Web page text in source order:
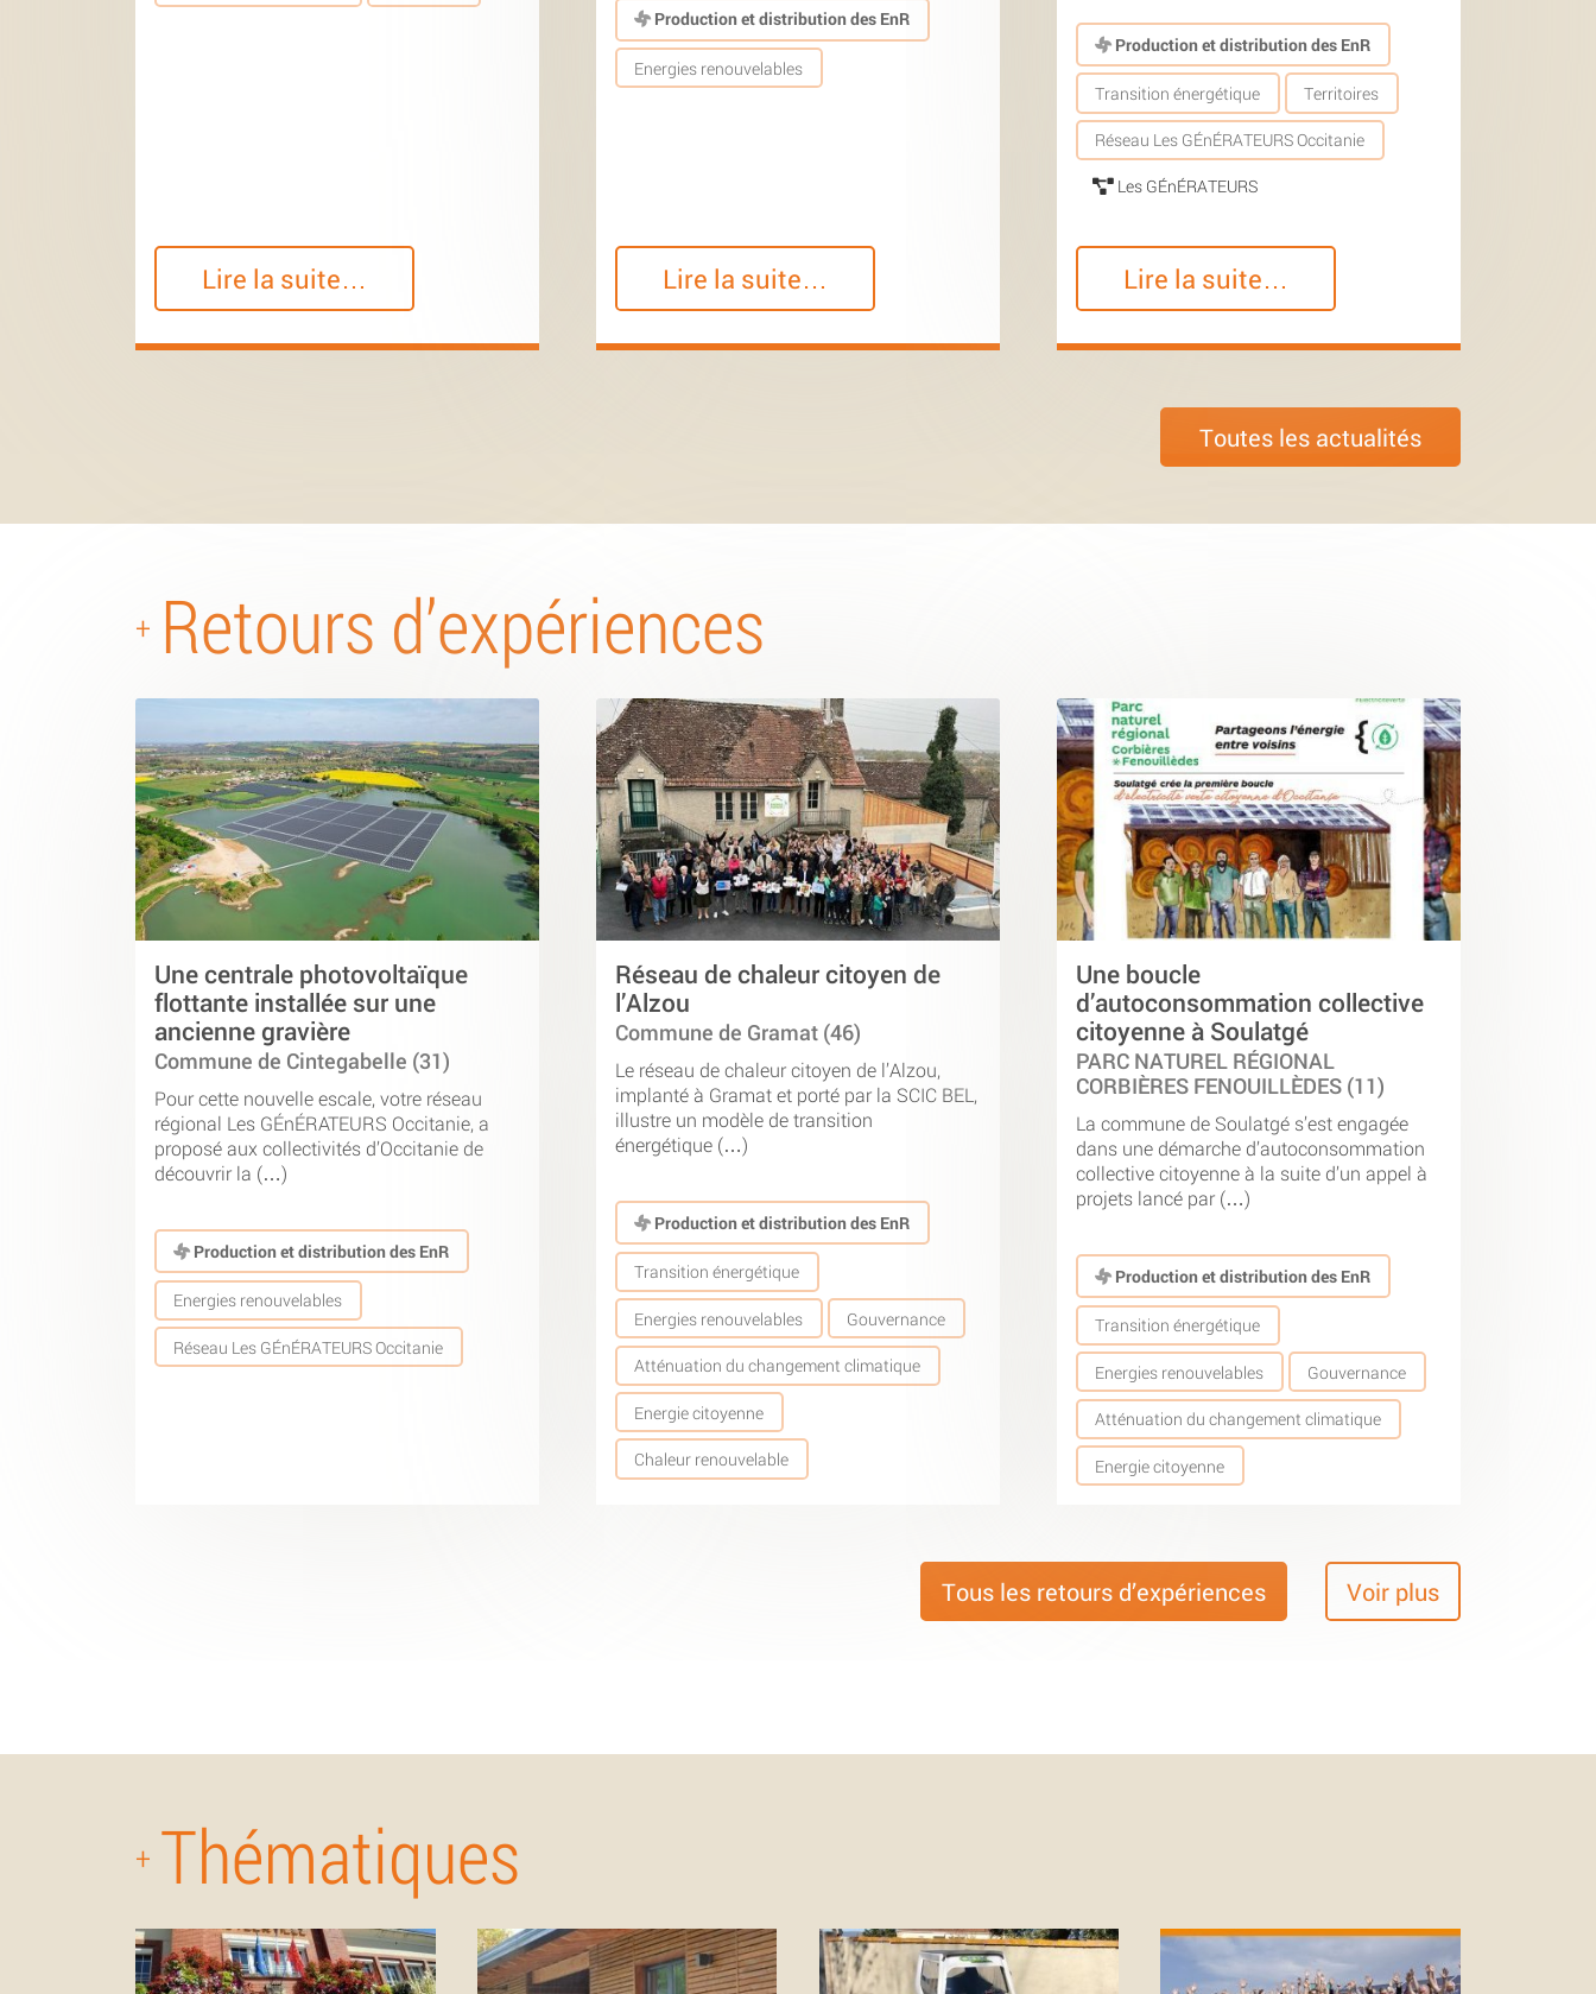
Lire la suite…
Production et distribution des EnR
Energies renouvelables
Lire la suite…
Production et distribution des EnR
Transition énergétique Territoires
Réseau Les GÉnÉRATEURS Occitanie
Les GÉnÉRATEURS
Lire la suite…
Toutes les actualités
+ Retours d’expériences
Une centrale photovoltaïque
flottante installée sur une
ancienne gravière
Commune de Cintegabelle (31)
Pour cette nouvelle escale, votre réseau
régional Les GÉnÉRATEURS Occitanie, a
proposé aux collectivités d’Occitanie de
découvrir la (…)
Production et distribution des EnR
Energies renouvelables
Réseau Les GÉnÉRATEURS Occitanie
Réseau de chaleur citoyen de
l’Alzou
Commune de Gramat (46)
Le réseau de chaleur citoyen de l’Alzou,
implanté à Gramat et porté par la SCIC BEL,
illustre un modèle de transition
énergétique (…)
Production et distribution des EnR
Transition énergétique
Energies renouvelables Gouvernance
Atténuation du changement climatique
Energie citoyenne
Chaleur renouvelable
Une boucle
d’autoconsommation collective
citoyenne à Soulatgé
PARC NATUREL RÉGIONAL
CORBIÈRES FENOUILLÈDES (11)
La commune de Soulatgé s’est engagée
dans une démarche d’autoconsommation
collective citoyenne à la suite d’un appel à
projets lancé par (…)
Production et distribution des EnR
Transition énergétique
Energies renouvelables Gouvernance
Atténuation du changement climatique
Energie citoyenne
Tous les retours d’expériences Voir plus
+ Thématiques